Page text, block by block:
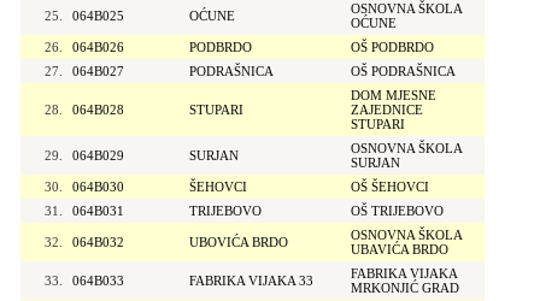
25. 064B025 OĆUNE
OSNOVNA ŠKOLA
OĆUNE
26.
064B026 PODBRDO
OŠ PODBRDO
27.
064B027 PODRAŠNICA OŠ PODRAŠNICA
28. 064B028 STUPARI
DOM MJESNE
ZAJEDNICE
STUPARI
29. 064B029 SURJAN
OSNOVNA ŠKOLA
SURJAN
30.
064B030 ŠEHOVCI
OŠ ŠEHOVCI
31.
064B031 TRIJEBOVO OŠ TRIJEBOVO
32. 064B032 UBOVIĆA BRDO
OSNOVNA ŠKOLA
UBAVIĆA BRDO
33. 064B033 FABRIKA VIJAKA 33
FABRIKA VIJAKA
MRKONJIĆ GRAD